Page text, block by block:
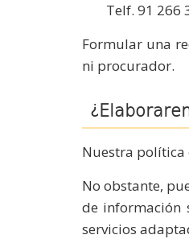
Telf. 91 266
Formular una
ni procurador.
Nuestra política
No obstante,
de información
servicios